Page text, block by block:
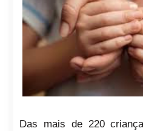
Das mais de 220